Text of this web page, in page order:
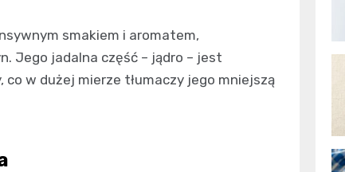
smakiem i aromatem,
Jego jadalna część – jądro – jest
w dużej mierze tłumaczy jego mniejszą